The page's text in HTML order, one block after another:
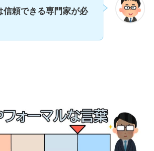
信頼できる専門家が必